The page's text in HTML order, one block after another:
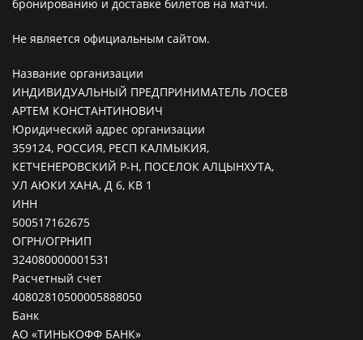
бронированию и доставке билетов на матчи.
Не является официальным сайтом.
Название организации
ИНДИВИДУАЛЬНЫЙ ПРЕДПРИНИМАТЕЛЬ ЛОСЕВ
АРТЕМ КОНСТАНТИНОВИЧ
Юридический адрес организации
359124, РОССИЯ, РЕСП КАЛМЫКИЯ,
КЕТЧЕНЕРОВСКИЙ Р-Н, ПОСЕЛОК АЛЦЫНХУТА,
УЛ АЮКИ ХАНА, Д 6, КВ 1
ИНН
500517162675
ОГРН/ОГРНИП
324080000001531
Расчетный счет
40802810500005888050
Банк
АО «ТИНЬКОФФ БАНК»